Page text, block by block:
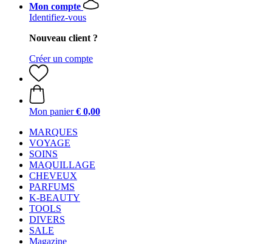
Mon compte
Identifiez-vous
Nouveau client ?
Créer un compte
Mon panier € 0,00
MARQUES
VOYAGE
SOINS
MAQUILLAGE
CHEVEUX
PARFUMS
K-BEAUTY
TOOLS
DIVERS
SALE
Magazine